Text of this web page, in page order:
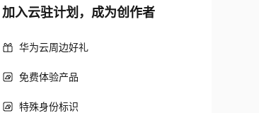
加入云驻计划，成为创作者
华为云周边好礼
免费体验产品
特殊身份标识